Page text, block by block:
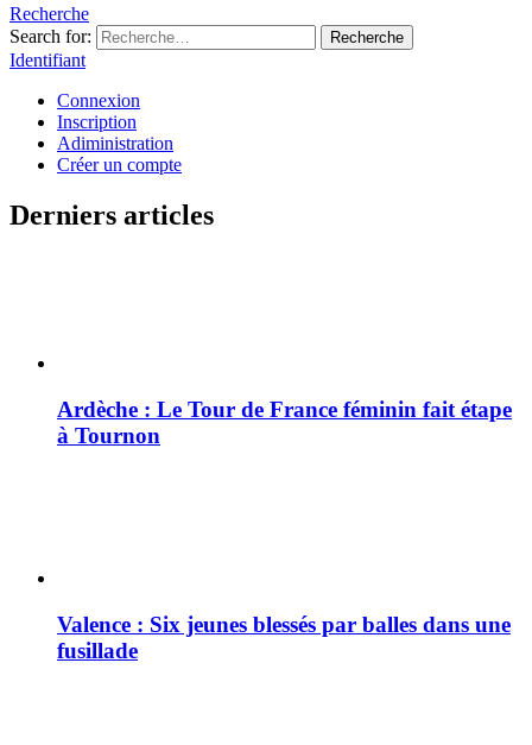
Recherche
Search for:
Recherche
Identifiant
Connexion
Inscription
Adiministration
Créer un compte
Derniers articles
Ardèche : Le Tour de France féminin fait étape
à Tournon
Valence : Six jeunes blessés par balles dans une
fusillade